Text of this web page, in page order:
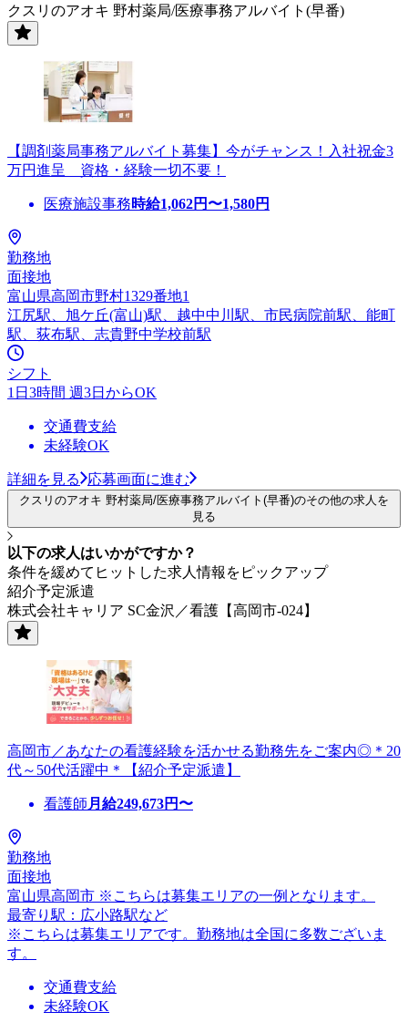
クスリのアオキ 野村薬局/医療事務アルバイト(早番)
【調剤薬局事務アルバイト募集】今がチャンス！入社祝金3
万円進呈 資格・経験一切不要！
医療施設事務時給1,062円〜1,580円
勤務地
面接地
富山県高岡市野村1329番地1
江尻駅、旭ケ丘(富山)駅、越中中川駅、市民病院前駅、能町
駅、荻布駅、志貴野中学校前駅
シフト
1日3時間 週3日からOK
交通費支給
未経験OK
詳細を見る 応募画面に進む
クスリのアオキ 野村薬局/医療事務アルバイト(早番)のその他の求人を
見る
以下の求人はいかがですか？
条件を緩めてヒットした求人情報をピックアップ
紹介予定派遣
株式会社キャリア SC金沢／看護【高岡市-024】
高岡市／あなたの看護経験を活かせる勤務先をご案内◎＊20
代～50代活躍中＊【紹介予定派遣】
看護師 月給249,673円〜
勤務地
面接地
富山県高岡市 ※こちらは募集エリアの一例となります。
最寄り駅：広小路駅など
※こちらは募集エリアです。勤務地は全国に多数ございま
す。
交通費支給
未経験OK